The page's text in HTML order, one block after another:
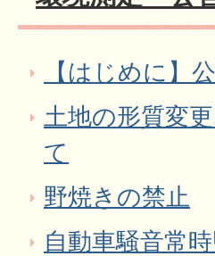
【はじめに】
土地の形質変
て
野焼きの禁止
自動車騒音常